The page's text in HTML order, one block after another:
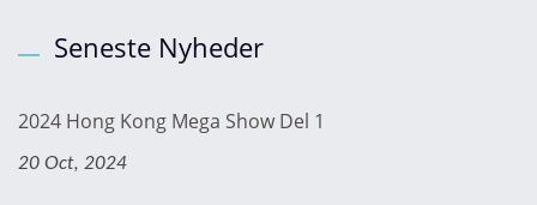
Seneste Nyheder
2024 Hong Kong Mega Show Del 1
20 Oct, 2024